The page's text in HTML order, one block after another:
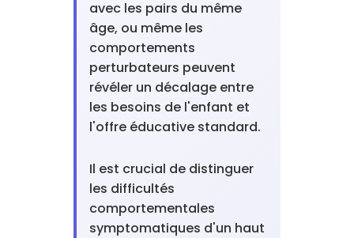
avec les pairs du même
âge, ou même les
comportements
perturbateurs peuvent
révéler un décalage entre
les besoins de l'enfant et
l'offre éducative standard.
Il est crucial de distinguer
les difficultés
comportementales
symptomatiques d'un haut